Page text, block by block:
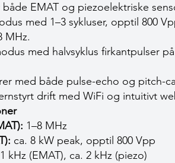
EMAT og piezoelektriske
med 1–3 sykluser, opptil 800
MHz.
med halvsyklus firkantpulser
med både pulse-echo og pitch-
drift med WiFi og intuitivt
1–8 MHz
ca. 8 kW peak, opptil 800 Vpp
kHz (EMAT), ca. 2 kHz (piezo)